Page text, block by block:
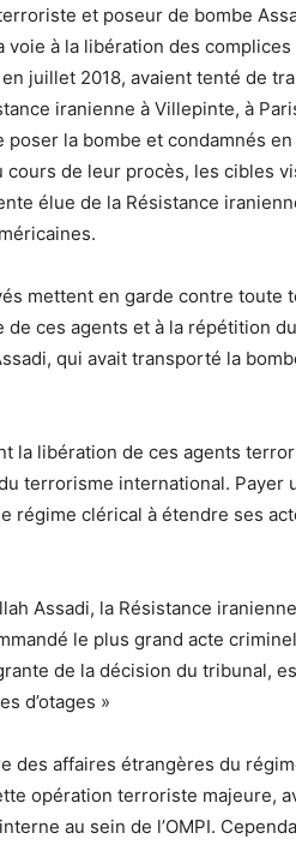
et poseur de bombe
à la libération des complices
juillet 2018, avaient tenté de
iranienne à Villepinte, à
la bombe et condamnés
cours de leur procès, les cibles
élue de la Résistance
mettent en garde contre toute
de ces agents et à la répétition
qui avait transporté la
la libération de ces agents
terrorisme international. Payer
régime clérical à étendre ses
Assadi, la Résistance
le plus grand acte
de la décision du tribunal,
d’otages »
des affaires étrangères du
opération terroriste majeure,
au sein de l’OMPI.